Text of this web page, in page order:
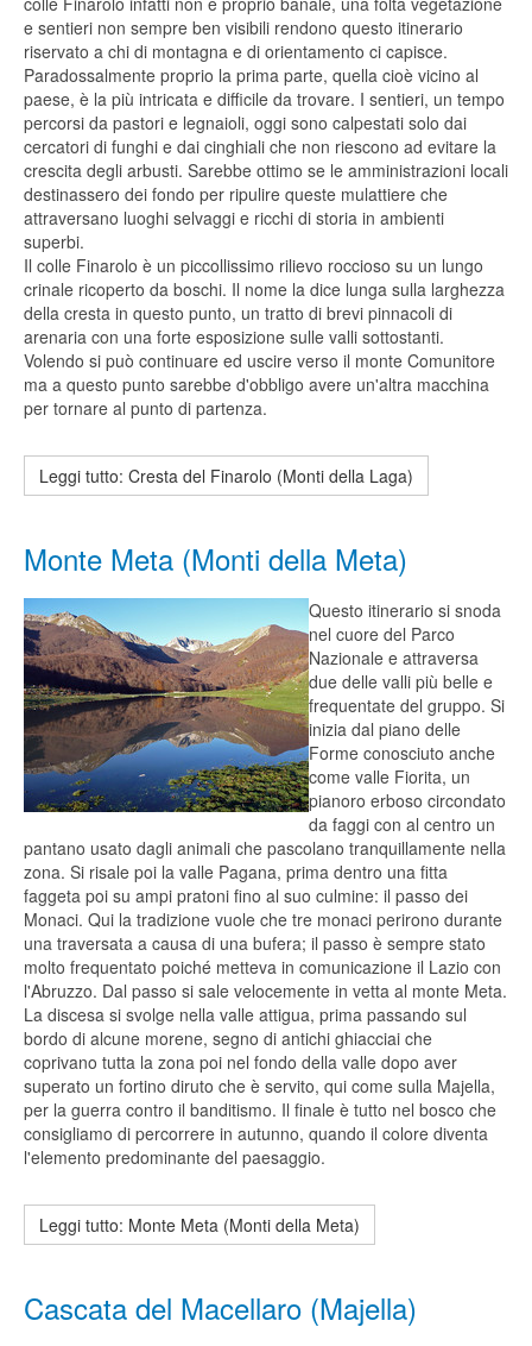
e sentieri non sempre ben visibili rendono questo itinerario
riservato a chi di montagna e di orientamento ci capisce.
Paradossalmente proprio la prima parte, quella cioè vicino al
paese, è la più intricata e difficile da trovare. I sentieri, un tempo
percorsi da pastori e legnaioli, oggi sono calpestati solo dai
cercatori di funghi e dai cinghiali che non riescono ad evitare la
crescita degli arbusti. Sarebbe ottimo se le amministrazioni locali
destinassero dei fondo per ripulire queste mulattiere che
attraversano luoghi selvaggi e ricchi di storia in ambienti
superbi.
Il colle Finarolo è un piccollissimo rilievo roccioso su un lungo
crinale ricoperto da boschi. Il nome la dice lunga sulla larghezza
della cresta in questo punto, un tratto di brevi pinnacoli di
arenaria con una forte esposizione sulle valli sottostanti.
Volendo si può continuare ed uscire verso il monte Comunitore
ma a questo punto sarebbe d'obbligo avere un'altra macchina
per tornare al punto di partenza.
Leggi tutto: Cresta del Finarolo (Monti della Laga)
Monte Meta (Monti della Meta)
Questo itinerario si snoda
nel cuore del Parco
Nazionale e attraversa
due delle valli più belle e
frequentate del gruppo. Si
inizia dal piano delle
Forme conosciuto anche
come valle Fiorita, un
pianoro erboso circondato
da faggi con al centro un
pantano usato dagli animali che pascolano tranquillamente nella
zona. Si risale poi la valle Pagana, prima dentro una fitta
faggeta poi su ampi pratoni fino al suo culmine: il passo dei
Monaci. Qui la tradizione vuole che tre monaci perirono durante
una traversata a causa di una bufera; il passo è sempre stato
molto frequentato poiché metteva in comunicazione il Lazio con
l'Abruzzo. Dal passo si sale velocemente in vetta al monte Meta.
La discesa si svolge nella valle attigua, prima passando sul
bordo di alcune morene, segno di antichi ghiacciai che
coprivano tutta la zona poi nel fondo della valle dopo aver
superato un fortino diruto che è servito, qui come sulla Majella,
per la guerra contro il banditismo. Il finale è tutto nel bosco che
consigliamo di percorrere in autunno, quando il colore diventa
l'elemento predominante del paesaggio.
Leggi tutto: Monte Meta (Monti della Meta)
Cascata del Macellaro (Majella)